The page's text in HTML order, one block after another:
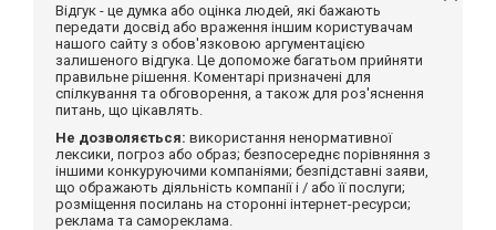
Відгук - це думка або оцінка людей, які бажають
передати досвід або враження іншим користувачам
нашого сайту з обов'язковою аргументацією
залишеного відгука. Це допоможе багатьом прийняти
правильне рішення. Коментарі призначені для
спілкування та обговорення, а також для роз'яснення
питань, що цікавлять.
Не дозволяється: використання ненормативної
лексики, погроз або образ; безпосереднє порівняння з
іншими конкуруючими компаніями; безпідставні заяви,
що ображають діяльність компанії і / або її послуги;
розміщення посилань на сторонні інтернет-ресурси;
реклама та самореклама.